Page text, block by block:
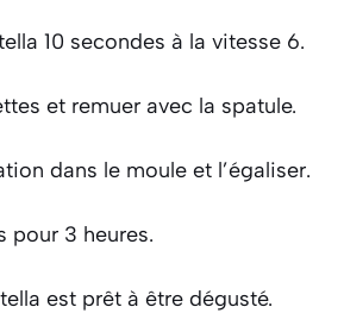
10 secondes à la vitesse 6.
et remuer avec la spatule.
dans le moule et l’égaliser.
pour 3 heures.
est prêt à être dégusté.